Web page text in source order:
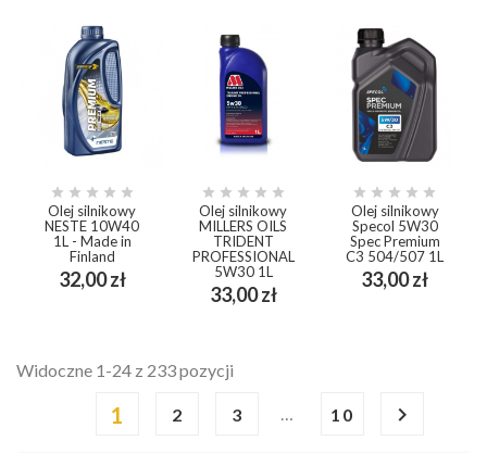
    
Olej silnikowy
NESTE 10W40
1L - Made in
Finland
32,00 złCena
    
Olej silnikowy
MILLERS OILS
TRIDENT
PROFESSIONAL
5W30 1L
33,00 złCena
    
Olej silnikowy
Specol 5W30
Spec Premium
C3 504/507 1L
33,00 złCena
Widoczne 1-24 z 233 pozycji
1 2 3 … 10 